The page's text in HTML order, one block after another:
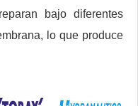
bajo diferentes
lo que produce